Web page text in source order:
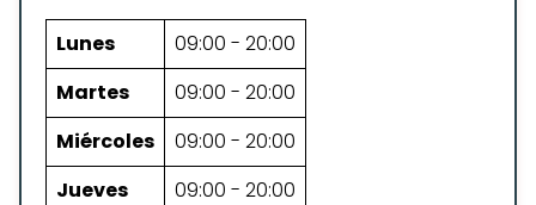
Lunes
09:00 - 20:00
Martes
09:00 - 20:00
Miércoles
09:00 - 20:00
Jueves
09:00 - 20:00